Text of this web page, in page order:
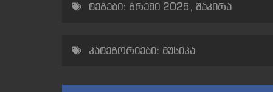
ტეგები: გრემი 2025 , შაკირა
კატეგორიები: მუსიკა